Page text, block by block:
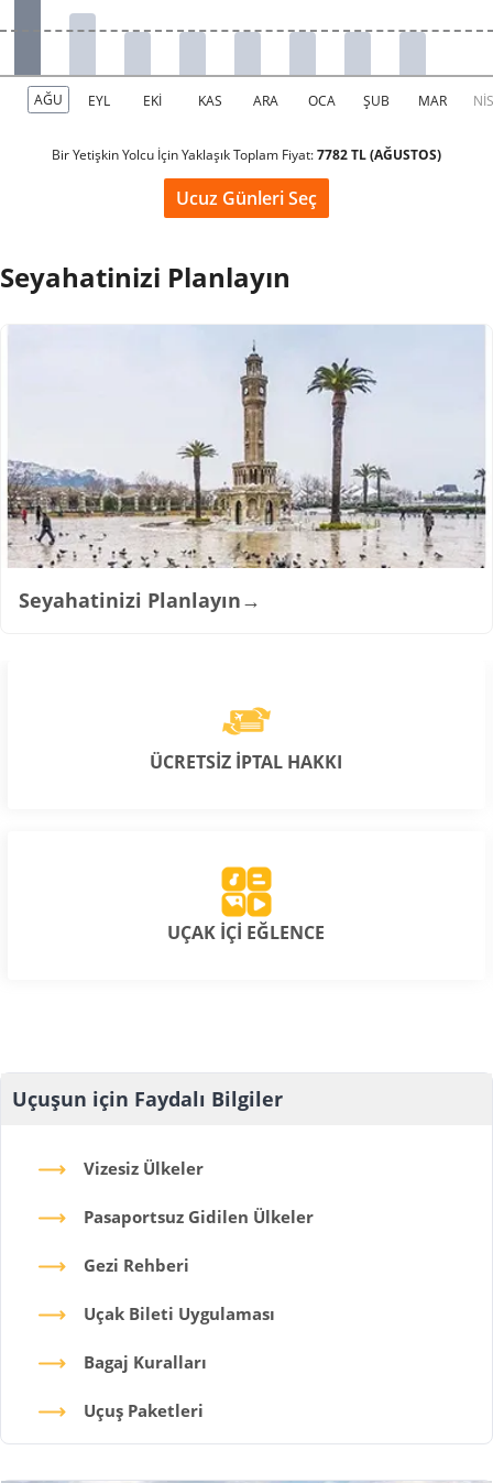
Bir Yetişkin Yolcu İçin Yaklaşık Toplam Fiyat:7782 TL (AĞUSTOS)
Ucuz Günleri Seç
Seyahatinizi Planlayın
Seyahatinizi Planlayın→
ÜCRETSİZ İPTAL HAKKI
UÇAK İÇİ EĞLENCE
Uçuşun için Faydalı Bilgiler
Vizesiz Ülkeler
Pasaportsuz Gidilen Ülkeler
Gezi Rehberi
Uçak Bileti Uygulaması
Bagaj Kuralları
Uçuş Paketleri